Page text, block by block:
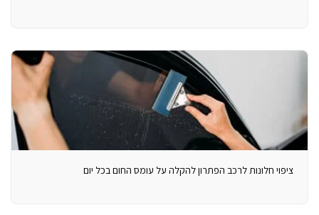
ציפוי חלונות לרכב הפתרון להקלה על עומס החום בכל יום